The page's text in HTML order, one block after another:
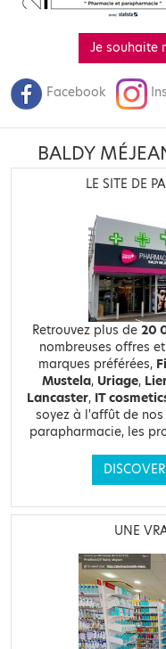
Je souhaite
Facebook
BALDY
LE SITE DE
Retrouvez plus de 20
nombreuses offres
marques préférées,
Mustela, Uriage,
Lancaster, IT
soyez à l'affût de
parapharmacie, les
UNE